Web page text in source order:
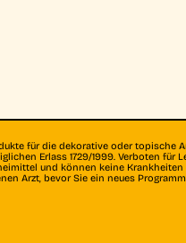
für die dekorative oder topische
Erlass 1729/1999. Verboten für
und können keine
Arzt, bevor Sie ein neues